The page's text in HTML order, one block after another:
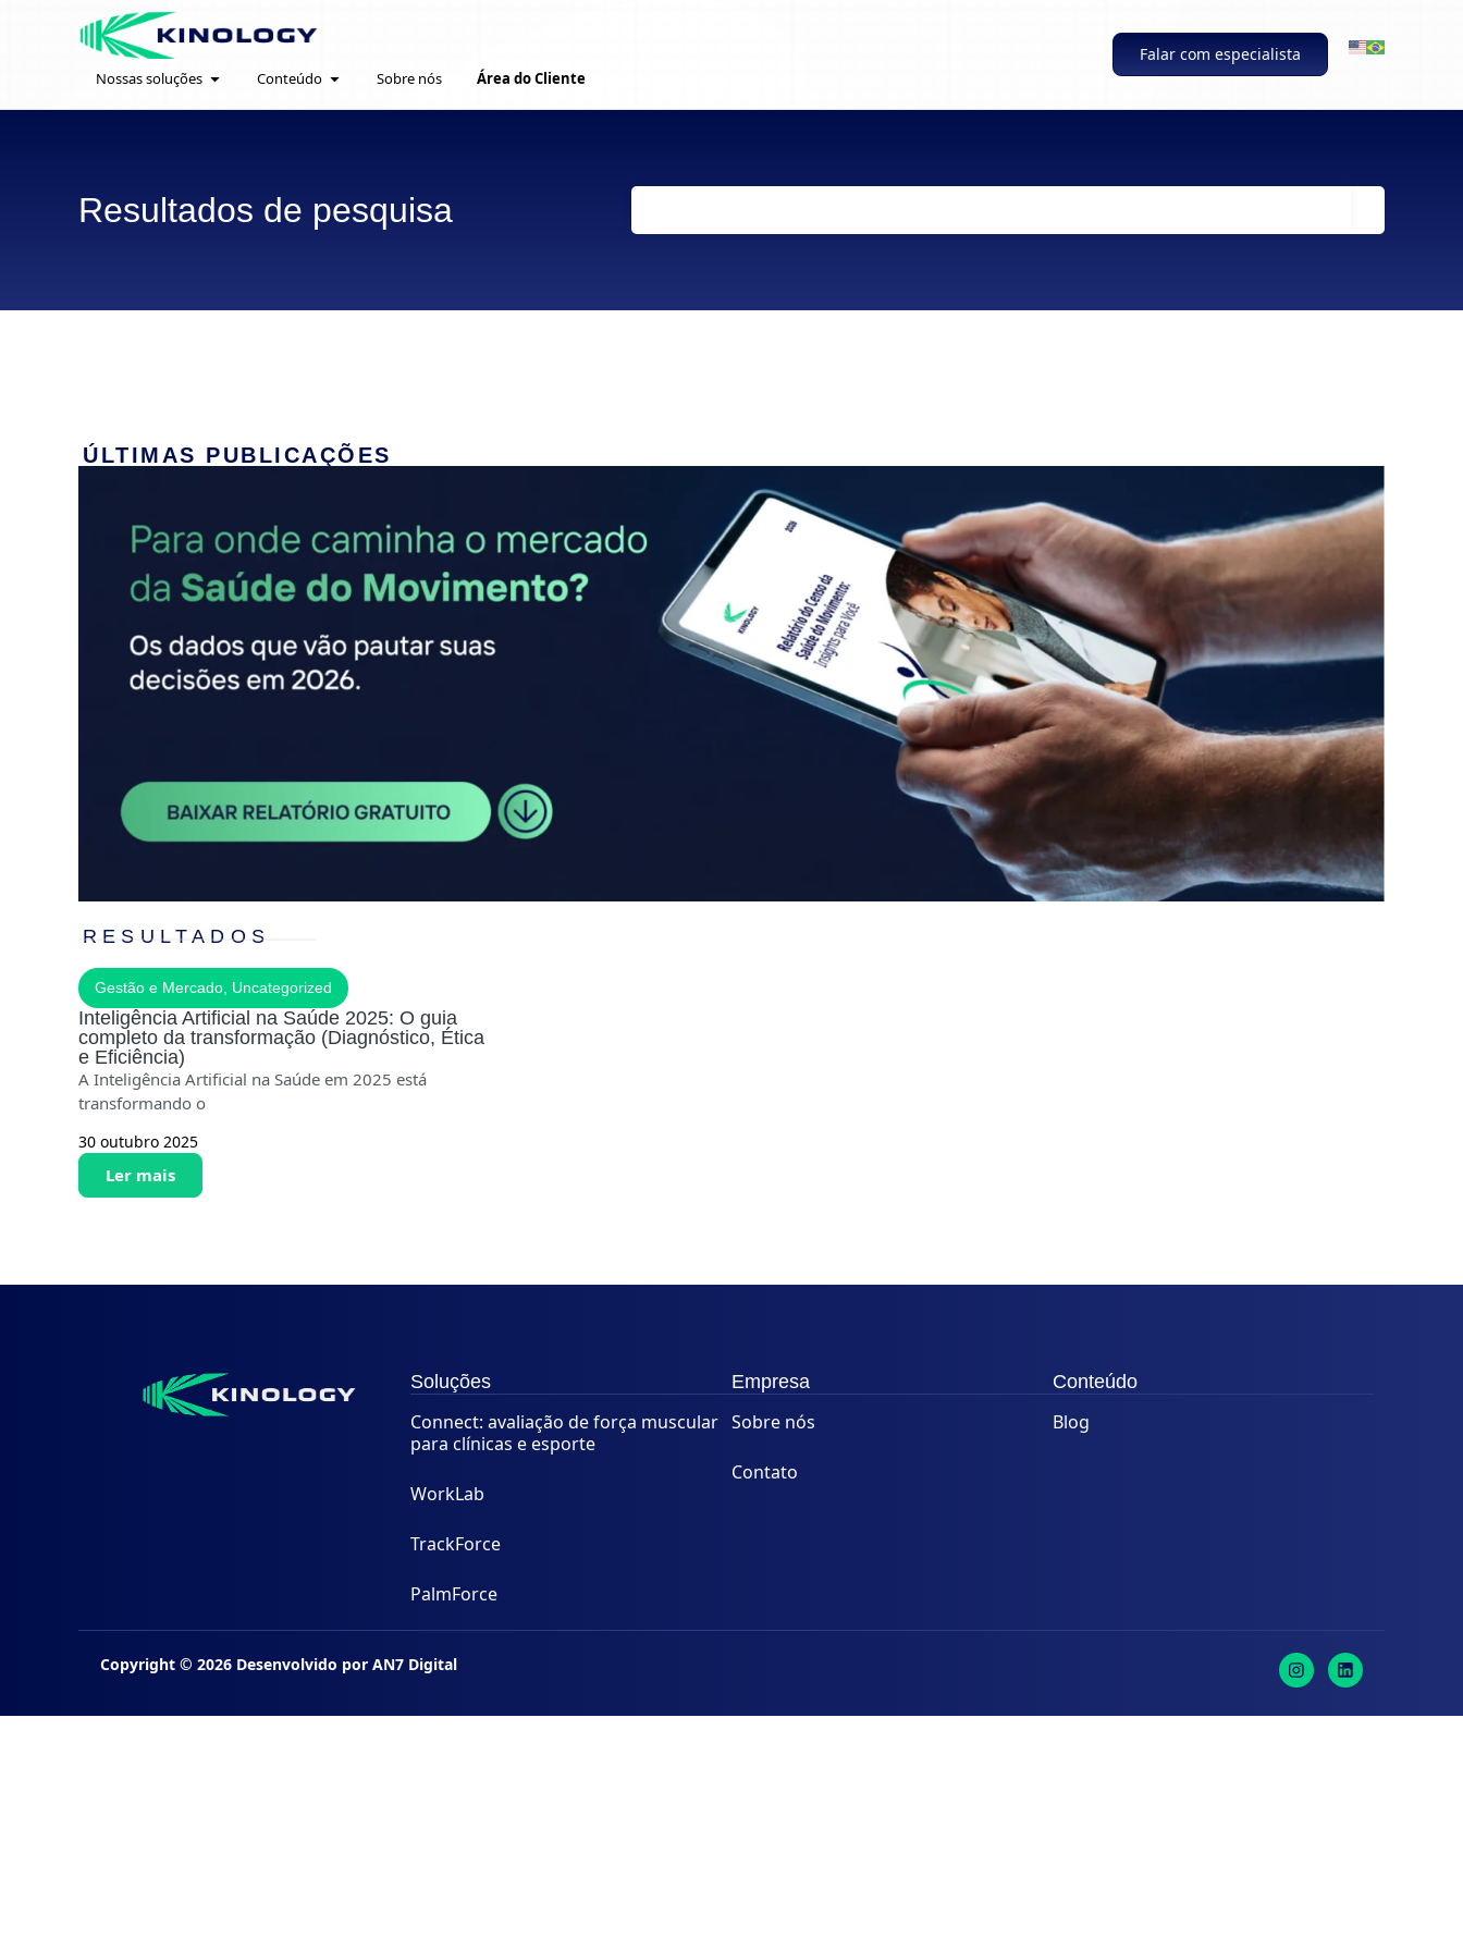
Nossas soluções Conteúdo Sobre nós Área do Cliente
Falar com especialista
Resultados de pesquisa
ÚLTIMAS PUBLICAÇÕES
RESULTADOS
Gestão e Mercado Uncategorized
Inteligência Artificial na Saúde 2025: O guia
completo da transformação (Diagnóstico, Ética
e Eficiência)
A Inteligência Artificial na Saúde em 2025 está
transformando o
30 outubro 2025
Ler mais
Soluções
Connect: avaliação de força muscular
para clínicas e esporte
WorkLab
TrackForce
PalmForce
Empresa
Sobre nós
Contato
Conteúdo
Blog
Copyright © 2026 Desenvolvido por AN7 Digital